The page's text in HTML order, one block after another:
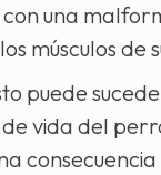
una
músculos de
puede
vida del